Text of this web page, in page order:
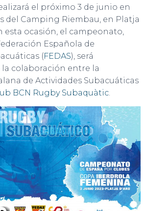
el próximo 3 de junio en
del Camping Riembau, en Platja
esta ocasión, el campeonato,
Española de
(FEDAS), será
colaboración entre la
de Actividades Subacuáticas
BCN Rugby Subaquàtic.